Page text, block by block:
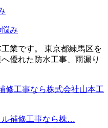
み
業です。 東京都練馬区を
優れた防水工事、雨漏り
ル補修工事なら株…